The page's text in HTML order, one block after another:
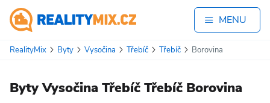
MENU
RealityMix Byty Vysočina Třebíč Třebíč Borovina
Byty Vysočina Třebíč Třebíč Borovina